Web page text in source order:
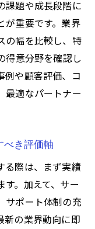
注目の傾向分
的な収集方法
業一覧活用法
界動向の知識
められる背景
有のサービス
き中小企業視
課題や成長段階に
が重要です。業界
の幅を比較し、特
得意分野を確認し
例や顧客評価、コ
最適なパートナー
べき評価軸
る際は、まず実績
。加えて、サー
サポート体制の充
新の業界動向に即